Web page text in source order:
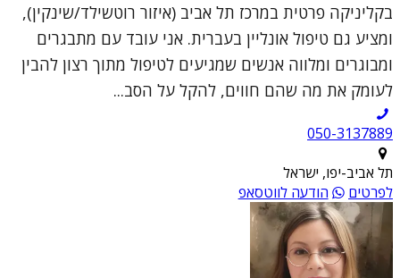
בקליניקה פרטית במרכז תל אביב (איזור רוטשילד/שינקין),
ומציע גם טיפול אונליין בעברית. אני עובד עם מתבגרים
ומבוגרים ומלווה אנשים שמגיעים לטיפול מתוך רצון להבין
לעומק את מה שהם חווים, להקל על הסב...
050-3137889
תל אביב-יפו, ישראל
לפרטים
הודעה לווטסאפ